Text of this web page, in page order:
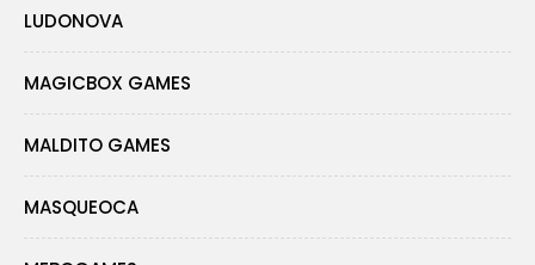
LUDONOVA
MAGICBOX GAMES
MALDITO GAMES
MASQUEOCA